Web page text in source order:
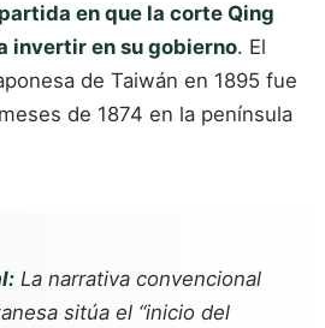
en que la corte Qing
invertir en su gobierno. El
de Taiwán en 1895 fue
de 1874 en la península
La narrativa convencional
sitúa el “inicio del